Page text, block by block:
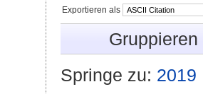
Exportieren als
Springe zu: 2019